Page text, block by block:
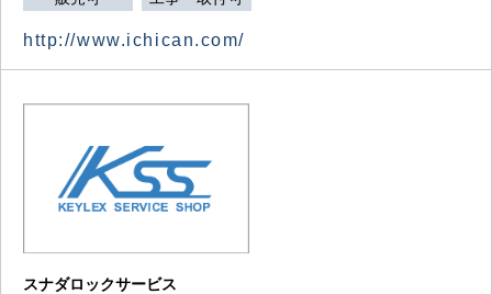
http://www.ichican.com/
スナダロックサービス